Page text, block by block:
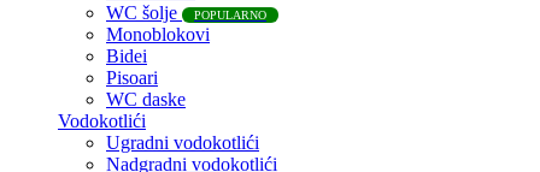
WC šolje
POPULARNO
Monoblokovi
Bidei
Pisoari
WC daske
Vodokotlići
Ugradni vodokotlići
Nadgradni vodokotlići